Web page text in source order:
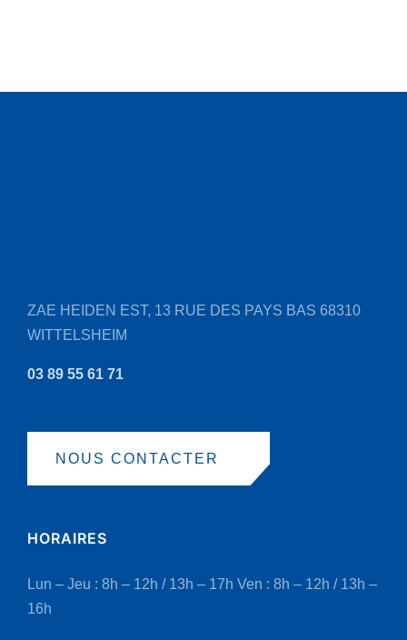
ZAE HEIDEN EST, 13 RUE DES PAYS BAS 68310
WITTELSHEIM
03 89 55 61 71
NOUS CONTACTER
HORAIRES
Lun – Jeu : 8h – 12h / 13h – 17h Ven : 8h – 12h / 13h –
16h